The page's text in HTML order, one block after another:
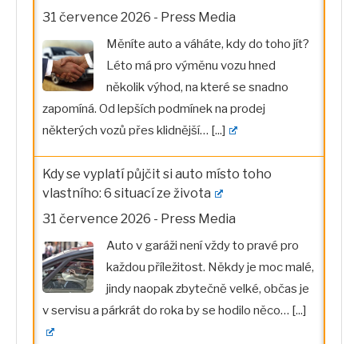
31 července 2026 - Press Media
Měníte auto a váháte, kdy do toho jít?
Léto má pro výměnu vozu hned
několik výhod, na které se snadno
zapomíná. Od lepších podmínek na prodej
některých vozů přes klidnější… [...]
Kdy se vyplatí půjčit si auto místo toho
vlastního: 6 situací ze života
31 července 2026 - Press Media
Auto v garáži není vždy to pravé pro
každou příležitost. Někdy je moc malé,
jindy naopak zbytečně velké, občas je
v servisu a párkrát do roka by se hodilo něco… [...]